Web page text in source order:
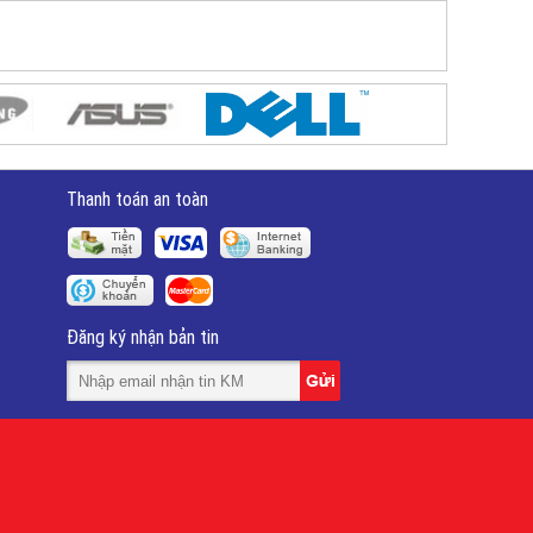
Thanh toán an toàn
Đăng ký nhận bản tin